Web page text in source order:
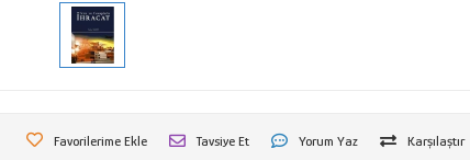
Favorilerime Ekle Tavsiye Et Yorum Yaz Karşılaştır